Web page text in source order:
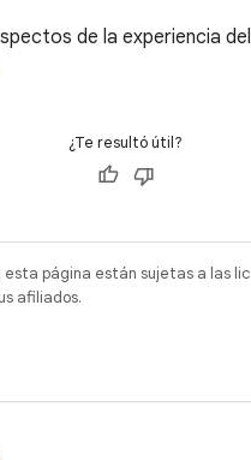
de la experiencia
¿Te resultó útil?
página están sujetas a las
afiliados.